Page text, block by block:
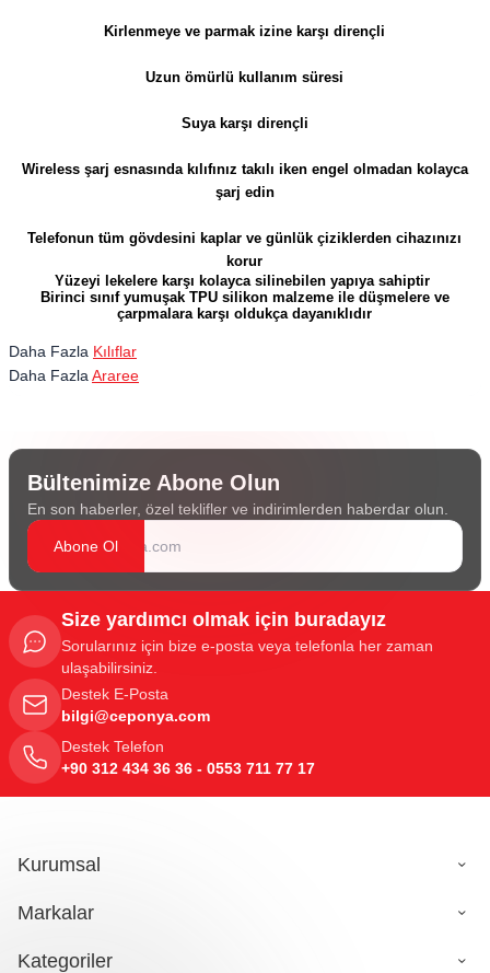
Kirlenmeye ve parmak izine karşı dirençli
Uzun ömürlü kullanım süresi
Suya karşı dirençli
Wireless şarj esnasında kılıfınız takılı iken engel olmadan kolayca
şarj edin
Telefonun tüm gövdesini kaplar ve günlük çiziklerden cihazınızı
korur
Yüzeyi lekelere karşı kolayca silinebilen yapıya sahiptir
Birinci sınıf yumuşak TPU silikon malzeme ile düşmelere ve
çarpmalara karşı oldukça dayanıklıdır
Daha Fazla Kılıflar
Daha Fazla Araree
Bültenimize Abone Olun
En son haberler, özel teklifler ve indirimlerden haberdar olun.
Abone Ol
Size yardımcı olmak için buradayız
Sorularınız için bize e-posta veya telefonla her zaman
ulaşabilirsiniz.
Destek E-Posta
bilgi@ceponya.com
Destek Telefon
+90 312 434 36 36 - 0553 711 77 17
Kurumsal
Markalar
Kategoriler